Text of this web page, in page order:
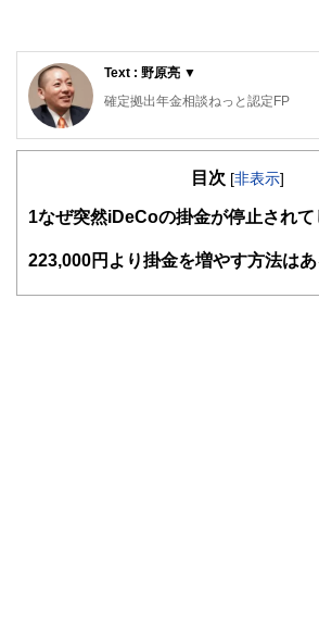
Text : 野原亮 ▼
確定拠出年金相談ねっと認定FP
確定拠出年金創造機構代表
現東証1部上場の証券会社に入社後
円になったことも。その後、営業マ
のファイナンシャルプランナーとし
iDeCo（イデコ）制度の普及にも努
目次 [非表示]
1なぜ突然iDeCoの掛金が停止されて
223,000円より掛金を増やす方法はあ